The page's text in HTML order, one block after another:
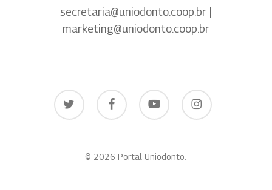
secretaria@uniodonto.coop.br |
marketing@uniodonto.coop.br
twitter facebook youtube instagram
© 2026 Portal Uniodonto.